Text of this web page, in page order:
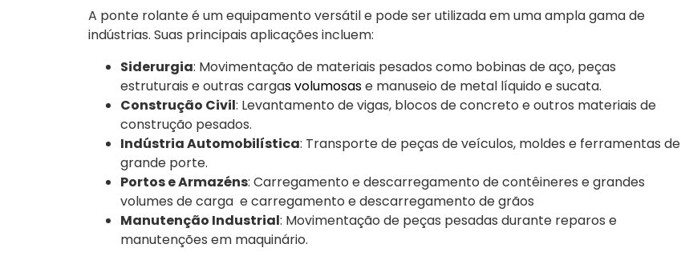
A ponte rolante é um equipamento versátil e pode ser utilizada em uma ampla gama de
indústrias. Suas principais aplicações incluem:
Siderurgia: Movimentação de materiais pesados como bobinas de aço, peças
estruturais e outras cargas volumosase manuseio de metal líquido e sucata.
Construção Civil: Levantamento de vigas, blocos de concreto e outros materiais de
construção pesados.
Indústria Automobilística: Transporte de peças de veículos, moldes e ferramentas de
grande porte.
Portos e Armazéns: Carregamento e descarregamento de contêineres e grandes
volumes de carga e carregamento e descarregamento de grãos
Manutenção Industrial: Movimentação de peças pesadas durante reparos e
manutenções em maquinário.